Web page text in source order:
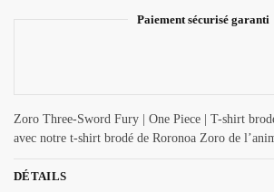
Paiement sécurisé garanti
Zoro Three-Sword Fury | One Piece | T-shirt
avec notre t-shirt brodé de Roronoa Zoro de
DÉTAILS